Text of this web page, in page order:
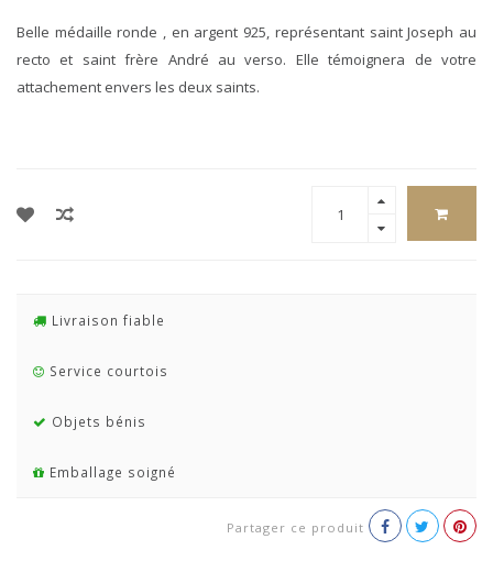
Belle médaille ronde , en argent 925, représentant saint Joseph au
recto et saint frère André au verso. Elle témoignera de votre
attachement envers les deux saints.
Livraison fiable
Service courtois
Objets bénis
Emballage soigné
Partager ce produit